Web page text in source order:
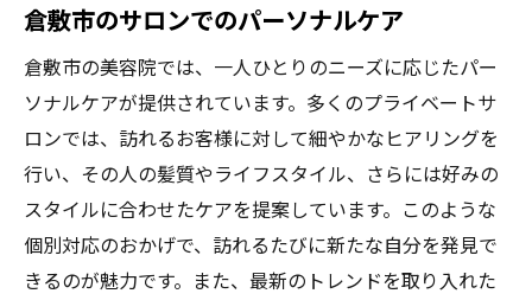
倉敷市のサロンでのパーソナルケア
倉敷市の美容院では、一人ひとりのニーズに応じたパー
ソナルケアが提供されています。多くのプライベートサ
ロンでは、訪れるお客様に対して細やかなヒアリングを
行い、その人の髪質やライフスタイル、さらには好みの
スタイルに合わせたケアを提案しています。このような
個別対応のおかげで、訪れるたびに新たな自分を発見で
きるのが魅力です。また、最新のトレンドを取り入れた